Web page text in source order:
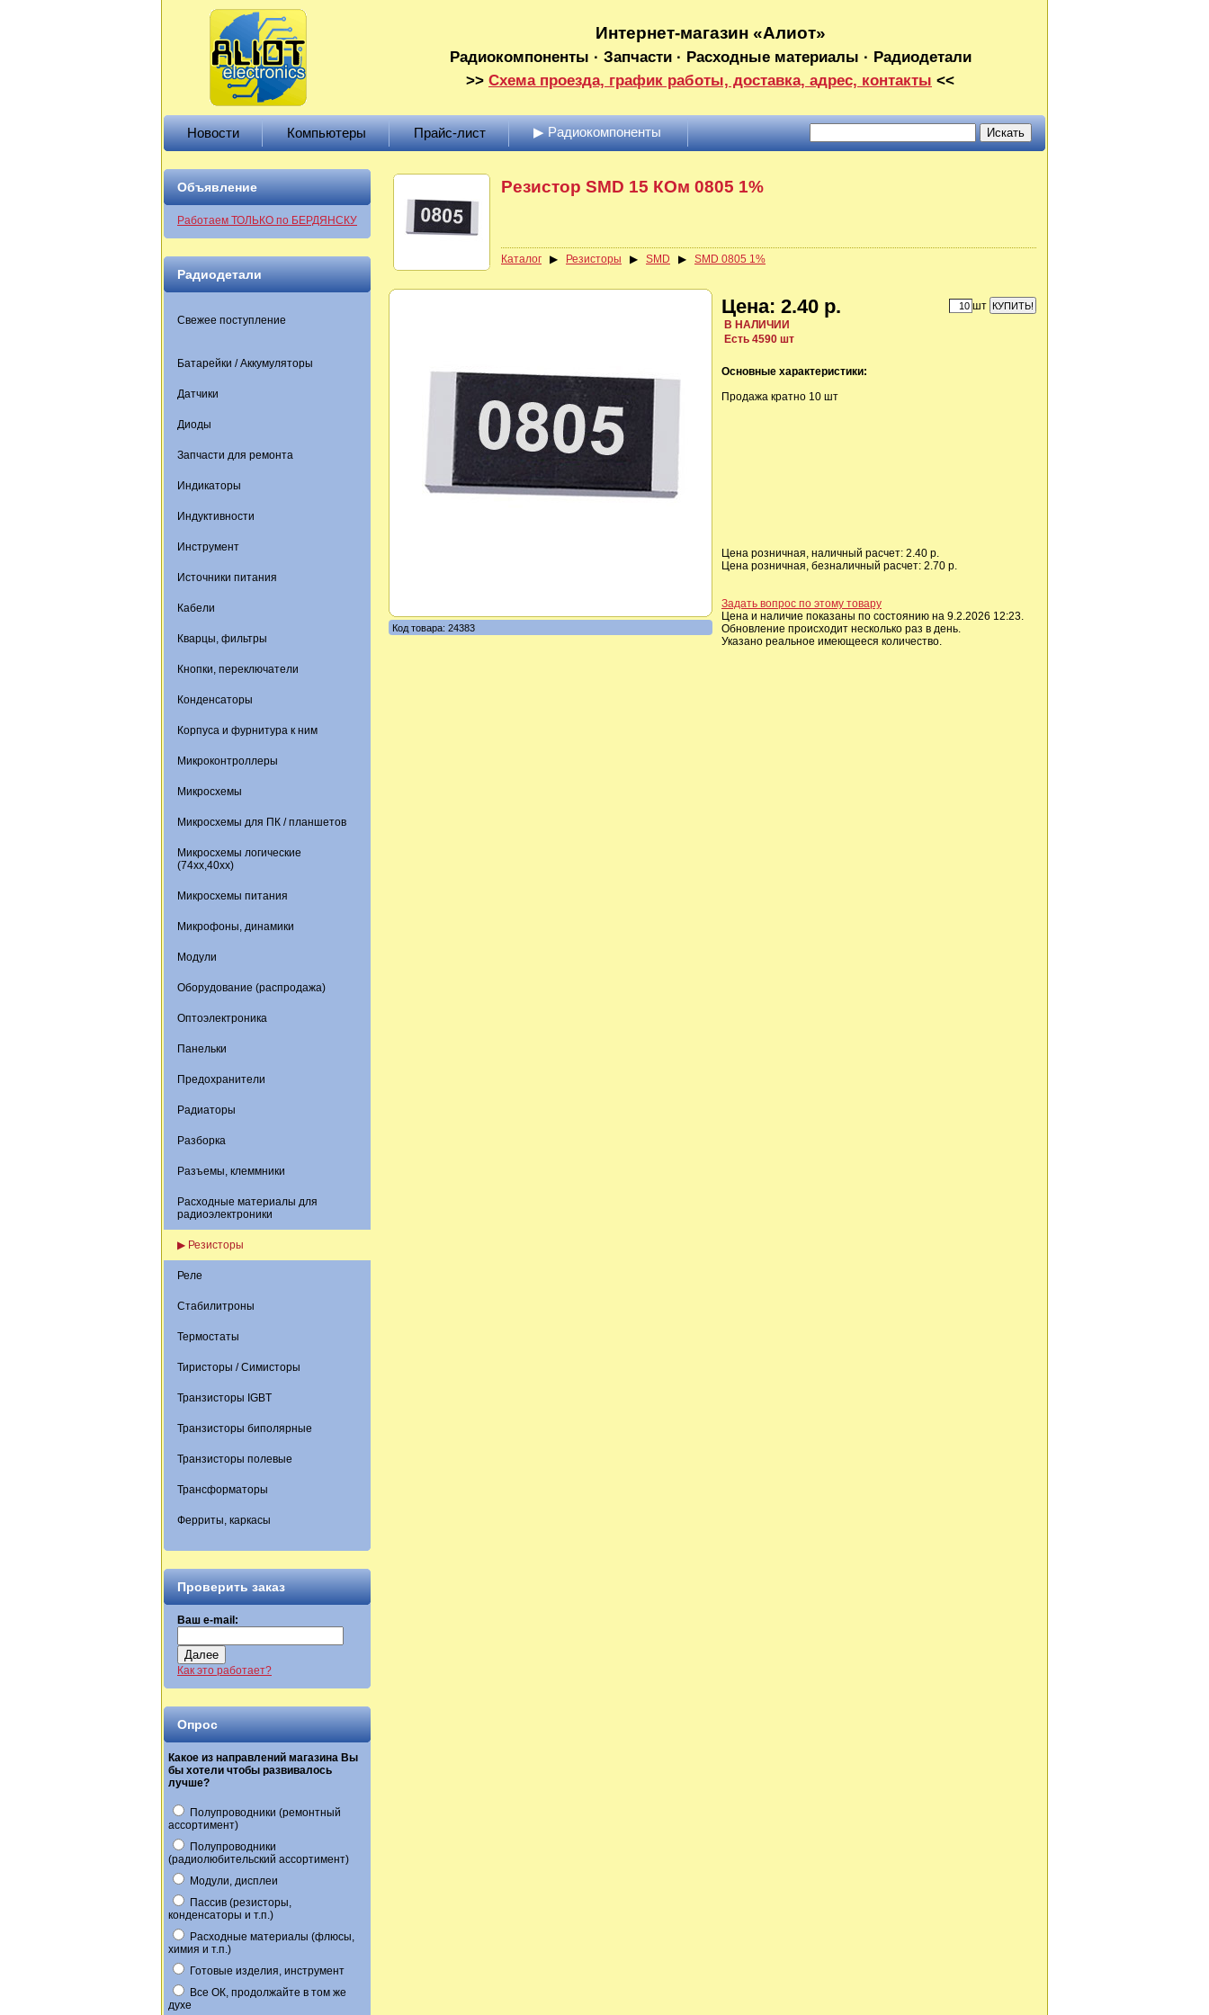
Интернет-магазин «Алиот»
Радиокомпоненты · Запчасти · Расходные материалы · Радиодетали
>> Схема проезда, график работы, доставка, адрес, контакты <<
Новости Компьютеры Прайс-лист ▶ Радиокомпоненты
Объявление
Работаем ТОЛЬКО по БЕРДЯНСКУ
Радиодетали
Свежее поступление
Батарейки / Аккумуляторы
Датчики
Диоды
Запчасти для ремонта
Индикаторы
Индуктивности
Инструмент
Источники питания
Кабели
Кварцы, фильтры
Кнопки, переключатели
Конденсаторы
Корпуса и фурнитура к ним
Микроконтроллеры
Микросхемы
Микросхемы для ПК / планшетов
Микросхемы логические
(74xx,40xx)
Микросхемы питания
Микрофоны, динамики
Модули
Оборудование (распродажа)
Оптоэлектроника
Панельки
Предохранители
Радиаторы
Разборка
Разъемы, клеммники
Расходные материалы для
радиоэлектроники
▶ Резисторы
Реле
Стабилитроны
Термостаты
Тиристоры / Симисторы
Транзисторы IGBT
Транзисторы биполярные
Транзисторы полевые
Трансформаторы
Ферриты, каркасы
Проверить заказ
Ваш e-mail:
Далее
Как это работает?
Опрос
Какое из направлений магазина Вы
бы хотели чтобы развивалось
лучше?
Полупроводники (ремонтный
ассортимент)
Полупроводники
(радиолюбительский ассортимент)
Модули, дисплеи
Пассив (резисторы,
конденсаторы и т.п.)
Расходные материалы (флюсы,
химия и т.п.)
Готовые изделия, инструмент
Все ОК, продолжайте в том же
духе
Резистор SMD 15 КОм 0805 1%
Каталог ▶ Резисторы ▶ SMD ▶ SMD 0805 1%
Код товара: 24383
Цена: 2.40 р.
В НАЛИЧИИ
Есть 4590 шт
шт
Основные характеристики:
Продажа кратно 10 шт
Цена розничная, наличный расчет: 2.40 р.
Цена розничная, безналичный расчет: 2.70 р.
Задать вопрос по этому товару
Цена и наличие показаны по состоянию на 9.2.2026 12:23.
Обновление происходит несколько раз в день.
Указано реальное имеющееся количество.